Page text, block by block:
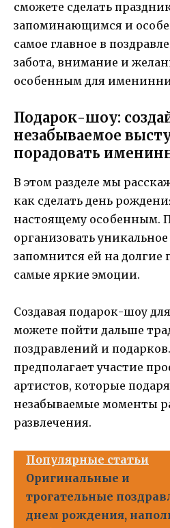
сможете сделать
запоминающимся и
самое главное в
забота, внимание и
особенным для
Подарок-шоу:
незабываемое
порадовать
В этом разделе мы
как сделать день
настоящему особенным.
организовать
запомнится ей на долгие
самые яркие эмоции.
Создавая подарок-шоу
можете пойти дальше
поздравлений и
предполагает участие
артистов, которые
незабываемые моменты
развлечения.
Популярные статьи
Оригинальные и
трогательные
днем рождения,